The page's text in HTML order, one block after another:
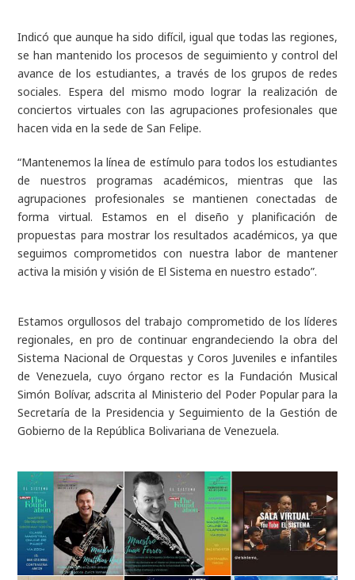
Indicó que aunque ha sido difícil, igual que todas las regiones,
se han mantenido los procesos de seguimiento y control del
avance de los estudiantes, a través de los grupos de redes
sociales. Espera del mismo modo lograr la realización de
conciertos virtuales con las agrupaciones profesionales que
hacen vida en la sede de San Felipe.
“Mantenemos la línea de estímulo para todos los estudiantes
de nuestros programas académicos, mientras que las
agrupaciones profesionales se mantienen conectadas de
forma virtual. Estamos en el diseño y planificación de
propuestas para mostrar los resultados académicos, ya que
seguimos comprometidos con nuestra labor de mantener
activa la misión y visión de El Sistema en nuestro estado”.
Estamos orgullosos del trabajo comprometido de los líderes
regionales, en pro de continuar engrandeciendo la obra del
Sistema Nacional de Orquestas y Coros Juveniles e infantiles
de Venezuela, cuyo órgano rector es la Fundación Musical
Simón Bolívar, adscrita al Ministerio del Poder Popular para la
Secretaría de la Presidencia y Seguimiento de la Gestión de
Gobierno de la República Bolivariana de Venezuela.